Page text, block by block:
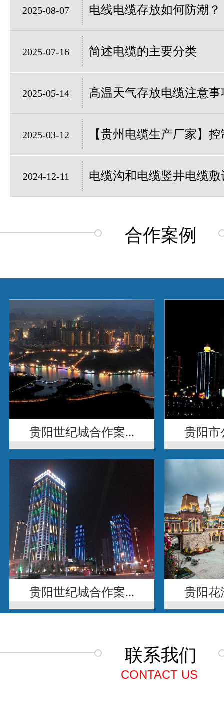
2025-08-07 电线电缆存放如何防潮？
2025-07-16 简述电缆的主要分类
2025-05-14 高温天气存放电缆注意事
2025-03-12 【贵州电缆生产厂家】
2024-12-11 电缆沟和电缆竖井电缆
合作案例
贵阳世纪城合作案... 贵阳市
贵阳世纪城合作案... 贵阳花
联系我们
CONTACT US